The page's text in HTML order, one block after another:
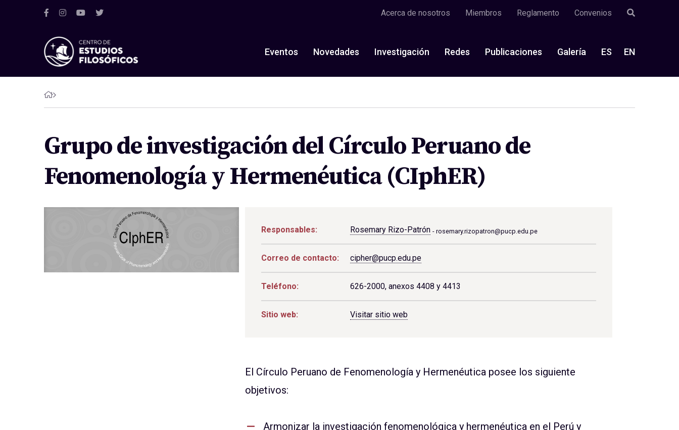
Acerca de nosotros Miembros Reglamento Convenios
Eventos Novedades Investigación Redes Publicaciones Galería ES EN
Grupo de investigación del Círculo Peruano de
Fenomenología y Hermenéutica (CIphER)
Responsables: Rosemary Rizo-Patrón rosemary.rizopatron@pucp.edu.pe
Correo de contacto: cipher@pucp.edu.pe
Teléfono: 626-2000, anexos 4408 y 4413
Sitio web: Visitar sitio web
El Círculo Peruano de Fenomenología y Hermenéutica posee los siguiente
objetivos:
Armonizar la investigación fenomenológica y hermenéutica en el Perú y